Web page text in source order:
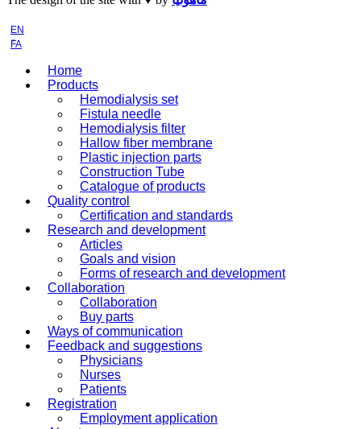
EN
ّFA
Home
Products
Hemodialysis set
Fistula needle
Hemodialysis filter
Hallow fiber membrane
Plastic injection parts
Construction Tube
Catalogue of products
Quality control
Certification and standards
Research and development
Articles
Goals and vision
Forms of research and development
Collaboration
Collaboration
Buy parts
Ways of communication
Feedback and suggestions
Physicians
Nurses
Patients
Registration
Employment application